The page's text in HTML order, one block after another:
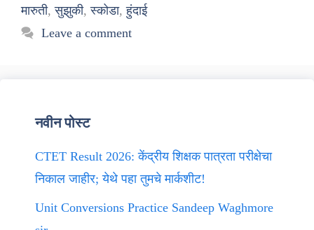
मारुती,सुझुकी,स्कोडा,हुंदाई
Leave a comment
नवीन पोस्ट
CTET Result 2026: केंद्रीय शिक्षक पात्रता परीक्षेचा
निकाल जाहीर; येथे पहा तुमचे मार्कशीट!
Unit Conversions Practice Sandeep Waghmore